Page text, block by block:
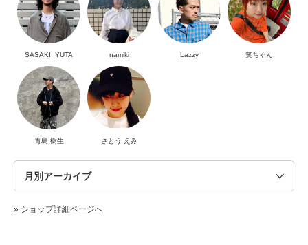
SASAKI_YUTA namiki Lazzy 笑ちゃん
青島 樹生 さとう えみ
» ショップ詳細ページへ